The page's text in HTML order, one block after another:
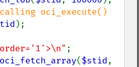
);
;
oci_fetch_array($stid